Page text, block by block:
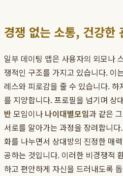
경쟁 없는 소통, 건강한
일부 데이팅 앱은 사용자의 외모나
쟁적인 구조를 가지고 있습니다. 이
레스와 피로감을 줄 수 있습니다.
를 지양합니다. 프로필을 넘기며 상
반 모임이나 나이대별모임과 같은
서로를 알아가는 과정을 장려합니
화를 나누면서 상대방의 진정한 매
공하는 것입니다. 이러한 비경쟁적
하고 편안하게 자신을 드러내도록